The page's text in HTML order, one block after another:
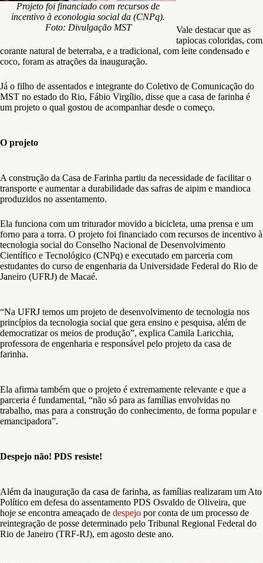
Projeto foi financiado com recursos de
incentivo à econologia social da (CNPq).
Foto: Divulgação MST
Vale destacar que as
tapiocas coloridas, com
corante natural de beterraba, e a tradicional, com leite condensado e
coco, foram as atrações da inauguração.
Já o filho de assentados e integrante do Coletivo de Comunicação do
MST no estado do Rio, Fábio Virgílio, disse que a casa de farinha é
um projeto o qual gostou de acompanhar desde o começo.
O projeto
A construção da Casa de Farinha partiu da necessidade de facilitar o
transporte e aumentar a durabilidade das safras de aipim e mandioca
produzidos no assentamento.
Ela funciona com um triturador movido a bicicleta, uma prensa e um
forno para a torra. O projeto foi financiado com recursos de incentivo à
tecnologia social do Conselho Nacional de Desenvolvimento
Científico e Tecnológico (CNPq) e executado em parceria com
estudantes do curso de engenharia da Universidade Federal do Rio de
Janeiro (UFRJ) de Macaé.
“Na UFRJ temos um projeto de desenvolvimento de tecnologia nos
princípios da tecnologia social que gera ensino e pesquisa, além de
democratizar os meios de produção”, explica Camila Laricchia,
professora de engenharia e responsável pelo projeto da casa de
farinha.
Ela afirma também que o projeto é extremamente relevante e que a
parceria é fundamental, “não só para as famílias envolvidas no
trabalho, mas para a construção do conhecimento, de forma popular e
emancipadora”.
Despejo não! PDS resiste!
Além da inauguração da casa de farinha, as famílias realizaram um Ato
Político em defesa do assentamento PDS Osvaldo de Oliveira, que
hoje se encontra ameaçado de despejo por conta de um processo de
reintegração de posse determinado pelo Tribunal Regional Federal do
Rio de Janeiro (TRF-RJ), em agosto deste ano.